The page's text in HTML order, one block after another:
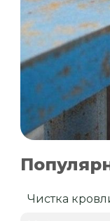
Чистка